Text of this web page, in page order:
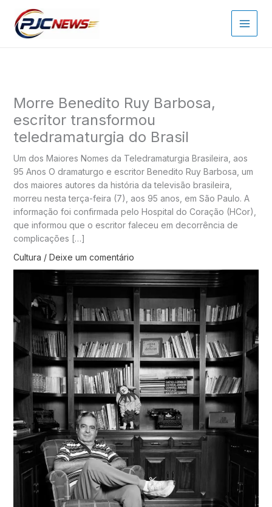
para
Morre Benedito Ruy Barbosa,
escritor transformou
teledramaturgia do Brasil
Um dos Maiores Nomes da Teledramaturgia Brasileira, aos
95 Anos O dramaturgo e escritor Benedito Ruy Barbosa, um
dos maiores autores da história da televisão brasileira,
morreu nesta terça-feira (7), aos 95 anos, em São Paulo. A
informação foi confirmada pelo Hospital do Coração (HCor),
que informou que o escritor faleceu em decorrência de
complicações […]
Cultura / Deixe um comentário